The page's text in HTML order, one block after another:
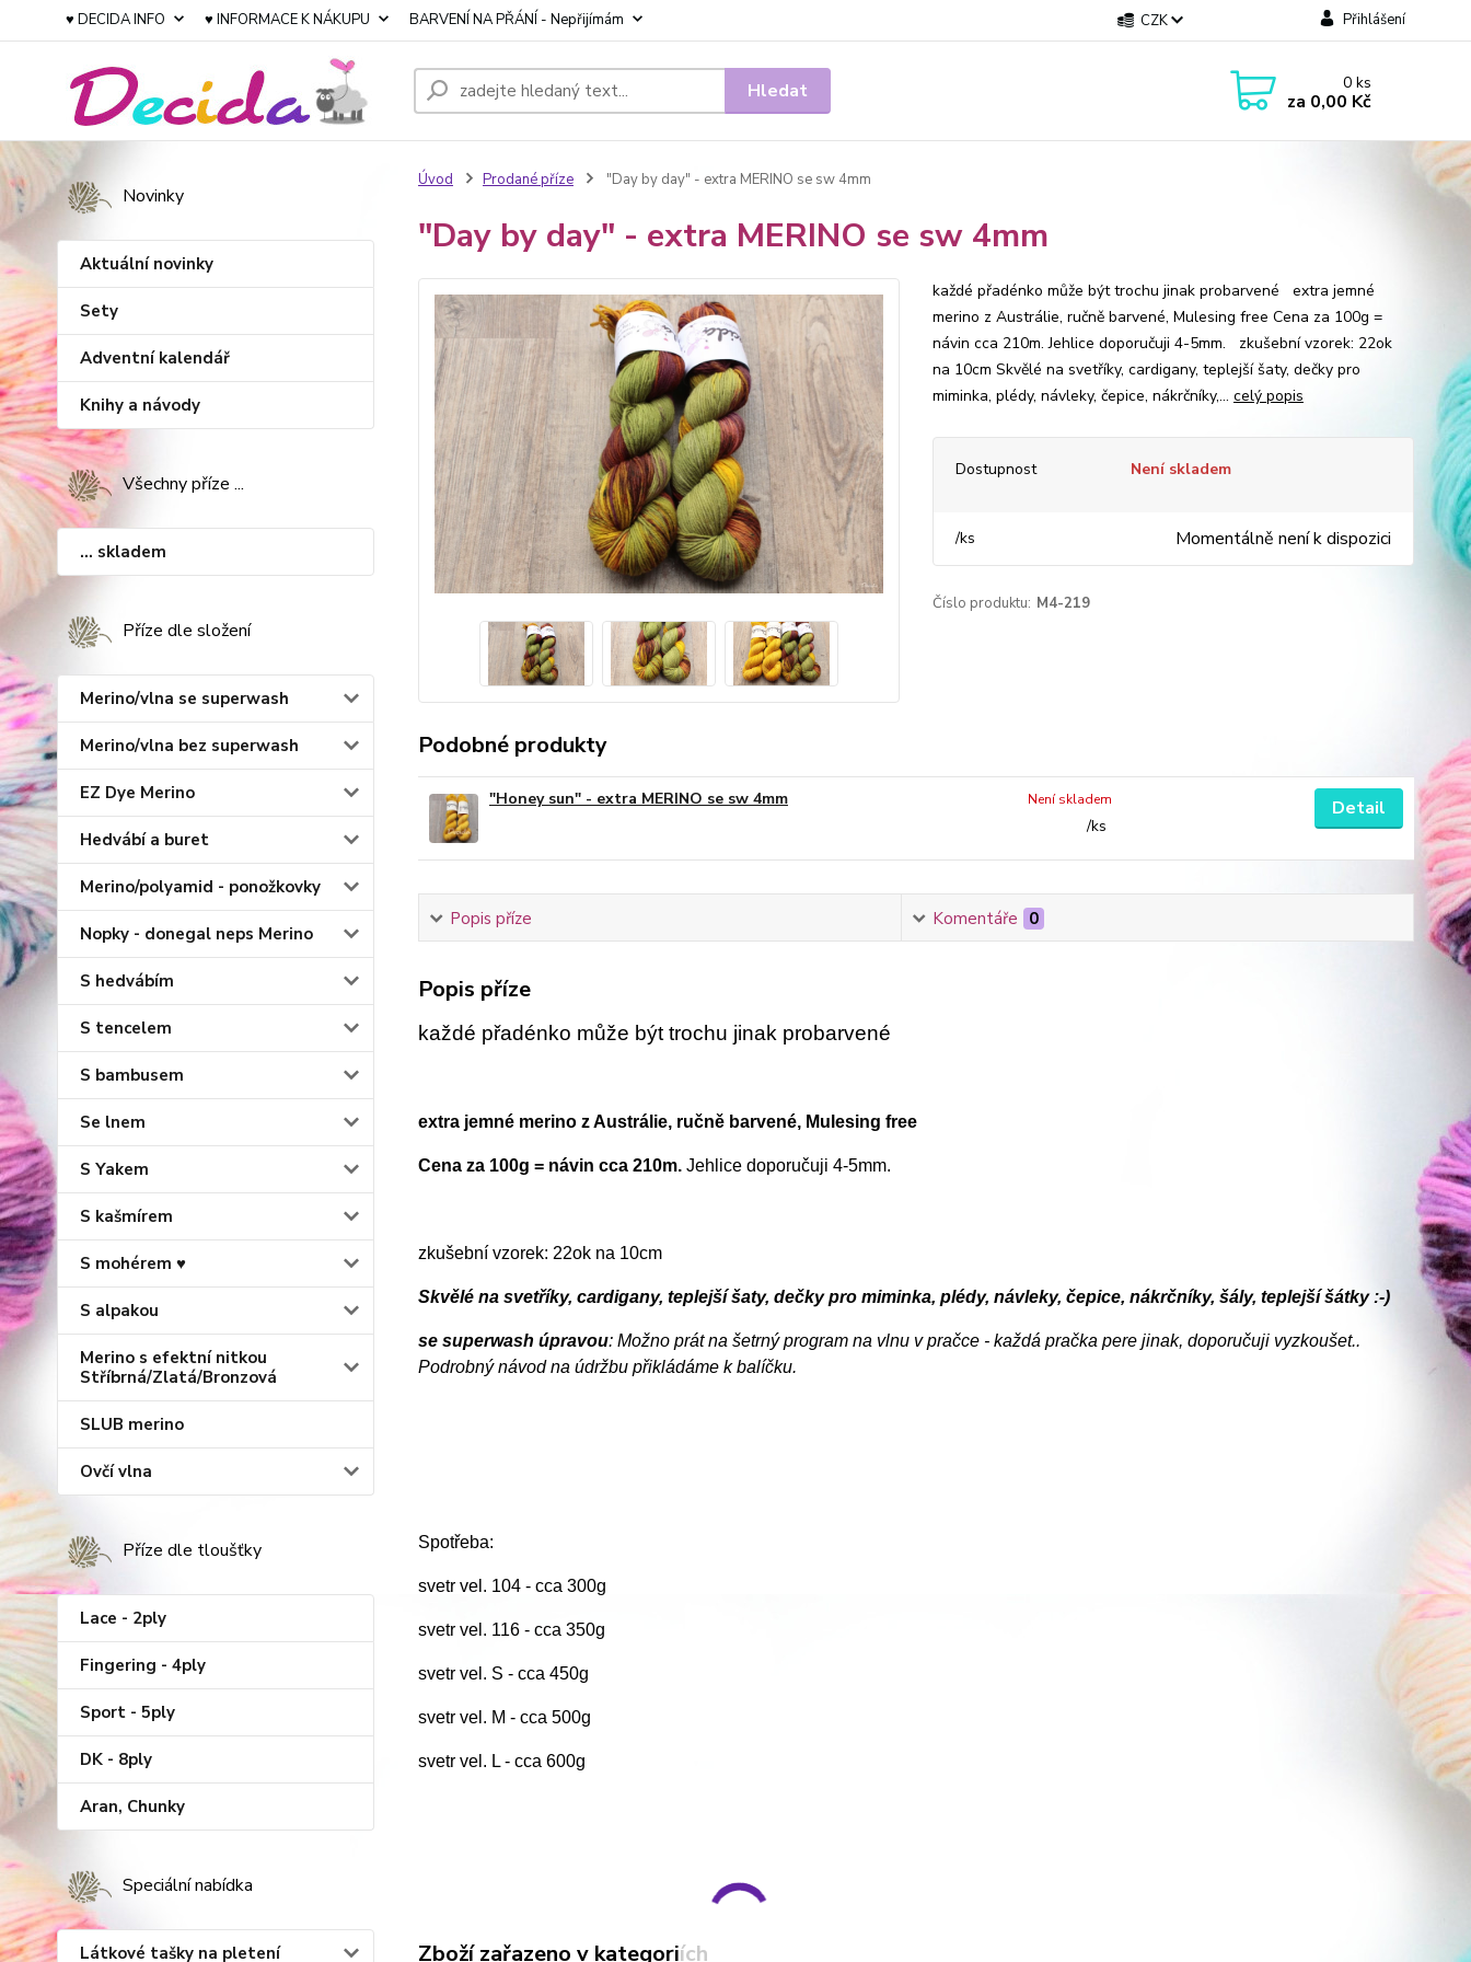
♥ DECIDA INFO ♥ INFORMACE K NÁKUPU BARVENÍ NA PŘÁNÍ - Nepřijímám CZK Přihlášení
Hledat 0ks
za 0,00 Kč
Novinky
Aktuální novinky
Sety
Adventní kalendář
Knihy a návody
Všechny příze ...
... skladem
Příze dle složení
Merino/vlna se superwash
Merino/vlna bez superwash
EZ Dye Merino
Hedvábí a buret
Merino/polyamid - ponožkovky
Nopky - donegal neps Merino
S hedvábím
S tencelem
S bambusem
Se lnem
S Yakem
S kašmírem
S mohérem ♥
S alpakou
Merino s efektní nitkou
Stříbrná/Zlatá/Bronzová
SLUB merino
Ovčí vlna
Příze dle tloušťky
Lace - 2ply
Fingering - 4ply
Sport - 5ply
DK - 8ply
Aran, Chunky
Speciální nabídka
Látkové tašky na pletení
Úvod Prodané příze "Day by day" - extra MERINO se sw 4mm
"Day by day" - extra MERINO se sw 4mm
každé přadénko může být trochu jinak probarvené extra jemné
merino z Austrálie, ručně barvené, Mulesing free Cena za 100g =
návin cca 210m. Jehlice doporučuji 4-5mm. zkušební vzorek: 22ok
na 10cm Skvělé na svetříky, cardigany, teplejší šaty, dečky pro
miminka, plédy, návleky, čepice, nákrčníky,... celý popis
Dostupnost Není skladem
/ks Momentálně není k dispozici
Číslo produktu: M4-219
Podobné produkty
"Honey sun" - extra MERINO se sw 4mm
/ks
Není skladem Detail
Popis příze Komentáře 0
Popis příze
každé přadénko může být trochu jinak probarvené
extra jemné merino z Austrálie, ručně barvené, Mulesing free
Cena za 100g = návin cca 210m.Jehlice doporučuji 4-5mm.
zkušební vzorek: 22ok na 10cm
Skvělé na svetříky, cardigany, teplejší šaty, dečky pro miminka, plédy, návleky, čepice, nákrčníky, šály, teplejší šátky :-)
se superwash úpravou: Možno prát na šetrný program na vlnu v pračce - každá pračka pere jinak, doporučuji vyzkoušet..
Podrobný návod na údržbu přikládáme k balíčku.
Spotřeba:
svetr vel. 104 - cca 300g
svetr vel. 116 - cca 350g
svetr vel. S - cca 450g
svetr vel. M - cca 500g
svetr vel. L - cca 600g
Zboží zařazeno v kategoriích